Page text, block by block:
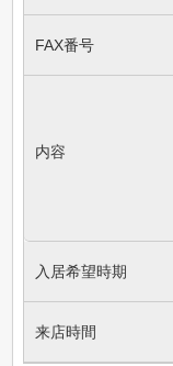
FAX番号
内容
入居希望時期
来店時間